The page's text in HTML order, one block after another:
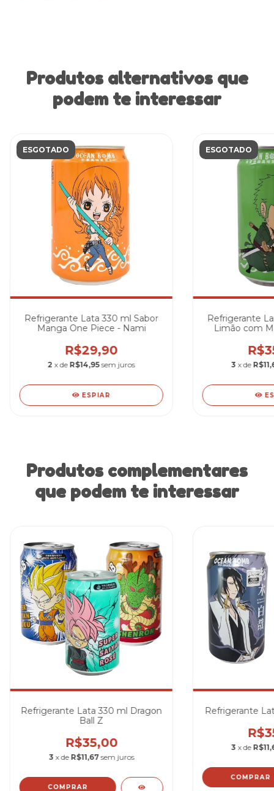
Produtos alternativos que
podem te interessar
ESGOTADO
Refrigerante Lata 330 ml Sabor
Manga One Piece - Nami
R$29,90
2 x de R$14,95 sem juros
ESPIAR
ESGOTADO
Refrigerante
Limão com
3 x de
Produtos complementares
que podem te interessar
Refrigerante Lata 330 ml Dragon
Ball Z
R$35,00
3 x de R$11,67 sem juros
COMPRAR
Refrigerante
3 x de
COMPRAR